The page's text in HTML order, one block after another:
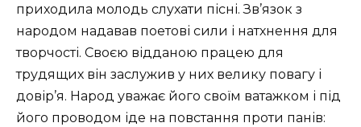
приходила молодь слухати пісні. Зв’язок з
народом надавав поетові сили і натхнення для
творчості. Своєю відданою працею для
трудящих він заслужив у них велику повагу і
довір’я. Народ уважає його своїм ватажком і під
його проводом іде на повстання проти панів: